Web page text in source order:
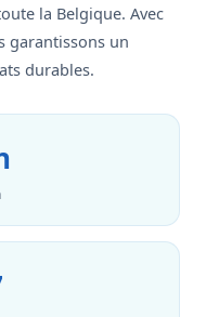
la Belgique. Avec
garantissons un
durables.